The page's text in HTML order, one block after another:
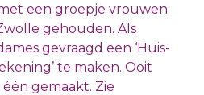
een groepje vrouwen
gehouden. Als
gevraagd een ‘Huis-
te maken. Ooit
gemaakt. Zie